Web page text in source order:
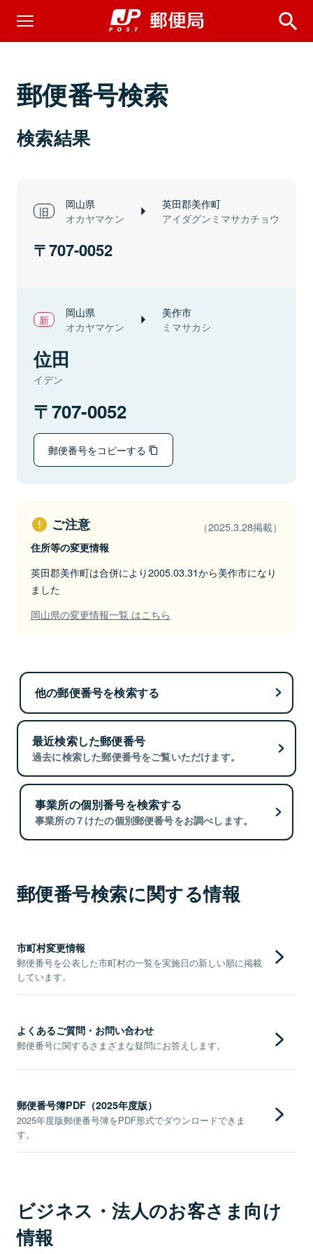
郵便番号検索
検索結果
岡山県
オカヤマケン
英田郡美作町
アイダグンミマサカチョウ
707-0052
岡山県
オカヤマケン
美作市
ミマサカシ
位田
イデン
707-0052
郵便番号をコピーする
ご注意 （2025.3.28掲載）
住所等の変更情報
英田郡美作町は合併により2005.03.31から美作市になり
ました
岡山県の変更情報一覧 はこちら
他の郵便番号を検索する
最近検索した郵便番号
過去に検索した郵便番号をご覧いただけます。
事業所の個別番号を検索する
事業所の７けたの個別郵便番号をお調べします。
郵便番号検索に関する情報
市町村変更情報
郵便番号を公表した市町村の一覧を実施日の新しい順に掲載
しています。
よくあるご質問・お問い合わせ
郵便番号に関するさまざまな疑問にお答えします。
郵便番号簿PDF（2025年度版）
2025年度版郵便番号簿をPDF形式でダウンロードできま
す。
ビジネス・法人のお客さま向け
情報